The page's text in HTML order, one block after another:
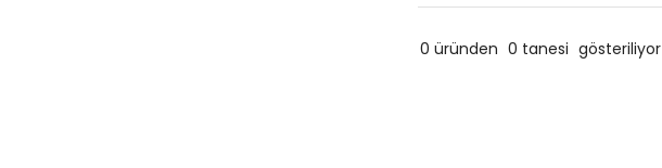
0 üründen 0 tanesi gösteriliyor